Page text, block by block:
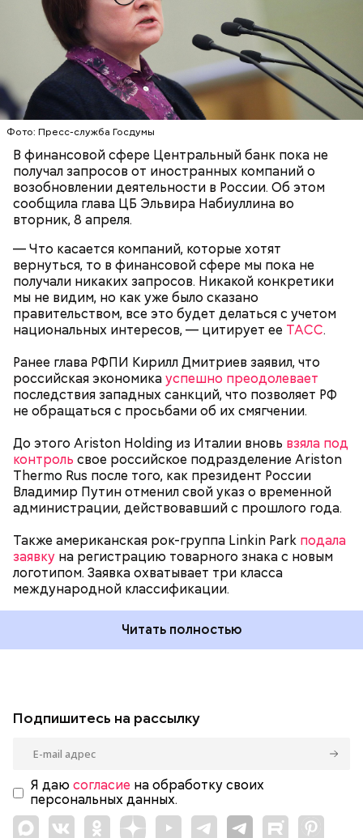
Фото: Пресс-служба Госдумы
В финансовой сфере Центральный банк пока не
получал запросов от иностранных компаний о
возобновлении деятельности в России. Об этом
сообщила глава ЦБ Эльвира Набиуллина во
вторник, 8 апреля.
— Что касается компаний, которые хотят
вернуться, то в финансовой сфере мы пока не
получали никаких запросов. Никакой конкретики
мы не видим, но как уже было сказано
правительством, все это будет делаться с учетом
национальных интересов, — цитирует ее ТАСС.
Ранее глава РФПИ Кирилл Дмитриев заявил, что
российская экономикауспешно преодолевает
последствия западных санкций, что позволяет РФ
не обращаться с просьбами об их смягчении.
До этого Ariston Holding из Италии вновь взяла под
контроль свое российское подразделение Ariston
Thermo Rus после того, как президент России
Владимир Путин отменил свой указ о временной
администрации, действовавший с прошлого года.
Также американская рок-группа Linkin Park подала
заявку на регистрацию товарного знака с новым
логотипом. Заявка охватывает три класса
международной классификации.
Читать полностью
ЭЛЬВИРА НАБИУЛЛИНА ЦБ РФ РОССИЯ
Подпишитесь на рассылку
Я даю согласие на обработку своих
персональных данных.